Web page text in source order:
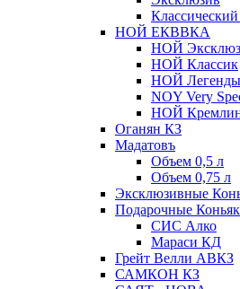
НОЙ ЕКВВКА
НОЙ
НОЙ Классик
НОЙ Легенды
NOY Very
НОЙ
Оганян КЗ
Мадатовъ
Объем 0,5 л
Объем 0,75 л
Эксклюзивные
Подарочные
СИС Алко
Мараси КД
Грейт Велли АВКЗ
САМКОН КЗ